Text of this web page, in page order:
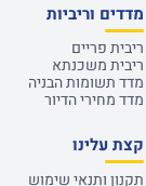
מדדים וריביות
ריבית פריים
ריבית משכנתא
מדד תשומות הבניה
מדד מחירי הדיור
קצת עלינו
תקנון ותנאי שימוש